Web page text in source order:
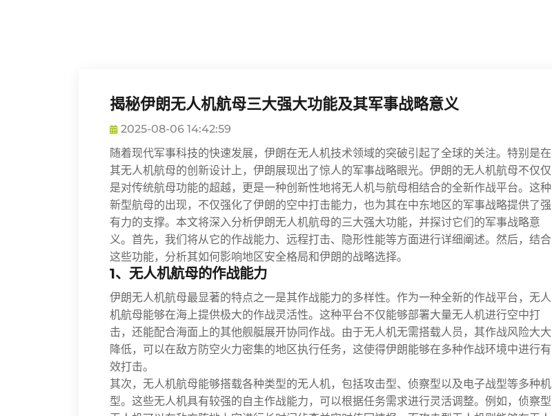
揭秘伊朗无人机航母三大强大功能及其军事战略意义
2025-08-06 14:42:59
随着现代军事科技的快速发展，伊朗在无人机技术领域的突破引起了全球的关注。特别是在
其无人机航母的创新设计上，伊朗展现出了惊人的军事战略眼光。伊朗的无人机航母不仅仅
是对传统航母功能的超越，更是一种创新性地将无人机与航母相结合的全新作战平台。这种
新型航母的出现，不仅强化了伊朗的空中打击能力，也为其在中东地区的军事战略提供了强
有力的支撑。本文将深入分析伊朗无人机航母的三大强大功能，并探讨它们的军事战略意
义。首先，我们将从它的作战能力、远程打击、隐形性能等方面进行详细阐述。然后，结合
这些功能，分析其如何影响地区安全格局和伊朗的战略选择。
1、无人机航母的作战能力
伊朗无人机航母最显著的特点之一是其作战能力的多样性。作为一种全新的作战平台，无人
机航母能够在海上提供极大的作战灵活性。这种平台不仅能够部署大量无人机进行空中打
击，还能配合海面上的其他舰艇展开协同作战。由于无人机无需搭载人员，其作战风险大大
降低，可以在敌方防空火力密集的地区执行任务，这使得伊朗能够在多种作战环境中进行有
效打击。
其次，无人机航母能够搭载各种类型的无人机，包括攻击型、侦察型以及电子战型等多种机
型。这些无人机具有较强的自主作战能力，可以根据任务需求进行灵活调整。例如，侦察型